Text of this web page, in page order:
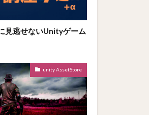
見逃せないUnityゲーム
unity AssetStore